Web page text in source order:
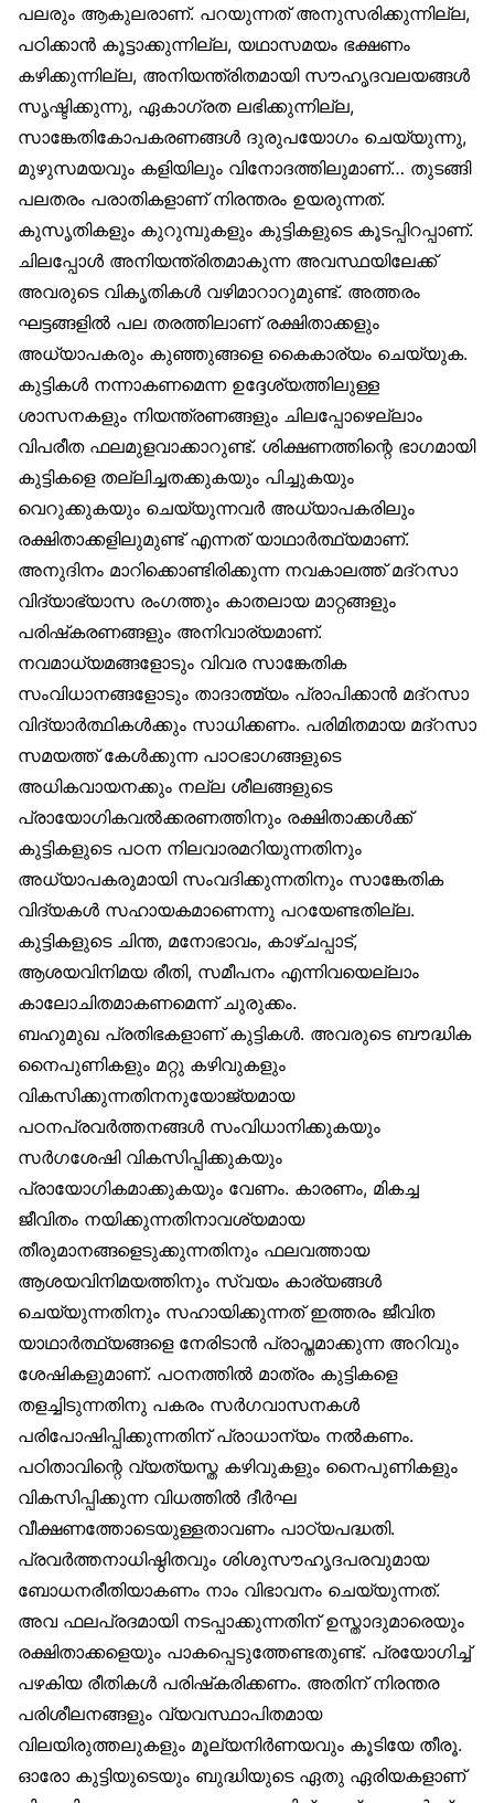
പലരും ആകുലരാണ്. പറയുന്നത് അനുസരിക്കുന്നില്ല,
പഠിക്കാൻ കൂട്ടാക്കുന്നില്ല, യഥാസമയം ഭക്ഷണം
കഴിക്കുന്നില്ല, അനിയന്ത്രിതമായി സൗഹൃദവലയങ്ങൾ
സൃഷ്ടിക്കുന്നു, ഏകാഗ്രത ലഭിക്കുന്നില്ല,
സാങ്കേതികോപകരണങ്ങൾ ദുരുപയോഗം ചെയ്യുന്നു,
മുഴുസമയവും കളിയിലും വിനോദത്തിലുമാണ്… തുടങ്ങി
പലതരം പരാതികളാണ് നിരന്തരം ഉയരുന്നത്.
കുസൃതികളും കുറുമ്പുകളും കുട്ടികളുടെ കൂടപ്പിറപ്പാണ്.
ചിലപ്പോൾ അനിയന്ത്രിതമാകുന്ന അവസ്ഥയിലേക്ക്
അവരുടെ വികൃതികൾ വഴിമാറാറുമുണ്ട്. അത്തരം
ഘട്ടങ്ങളിൽ പല തരത്തിലാണ് രക്ഷിതാക്കളും
അധ്യാപകരും കുഞ്ഞുങ്ങളെ കൈകാര്യം ചെയ്യുക.
കുട്ടികൾ നന്നാകണമെന്ന ഉദ്ദേശ്യത്തിലുള്ള
ശാസനകളും നിയന്ത്രണങ്ങളും ചിലപ്പോഴെല്ലാം
വിപരീത ഫലമുളവാക്കാറുണ്ട്. ശിക്ഷണത്തിന്റെ ഭാഗമായി
കുട്ടികളെ തല്ലിച്ചതക്കുകയും പിച്ചുകയും
വെറുക്കുകയും ചെയ്യുന്നവർ അധ്യാപകരിലും
രക്ഷിതാക്കളിലുമുണ്ട് എന്നത് യാഥാർത്ഥ്യമാണ്.
അനുദിനം മാറിക്കൊണ്ടിരിക്കുന്ന നവകാലത്ത് മദ്‌റസാ
വിദ്യാഭ്യാസ രംഗത്തും കാതലായ മാറ്റങ്ങളും
പരിഷ്‌കരണങ്ങളും അനിവാര്യമാണ്.
നവമാധ്യമങ്ങളോടും വിവര സാങ്കേതിക
സംവിധാനങ്ങളോടും താദാത്മ്യം പ്രാപിക്കാൻ മദ്‌റസാ
വിദ്യാർത്ഥികൾക്കും സാധിക്കണം. പരിമിതമായ മദ്‌റസാ
സമയത്ത് കേൾക്കുന്ന പാഠഭാഗങ്ങളുടെ
അധികവായനക്കും നല്ല ശീലങ്ങളുടെ
പ്രായോഗികവൽക്കരണത്തിനും രക്ഷിതാക്കൾക്ക്
കുട്ടികളുടെ പഠന നിലവാരമറിയുന്നതിനും
അധ്യാപകരുമായി സംവദിക്കുന്നതിനും സാങ്കേതിക
വിദ്യകൾ സഹായകമാണെന്നു പറയേണ്ടതില്ല.
കുട്ടികളുടെ ചിന്ത, മനോഭാവം, കാഴ്ചപ്പാട്,
ആശയവിനിമയ രീതി, സമീപനം എന്നിവയെല്ലാം
കാലോചിതമാകണമെന്ന് ചുരുക്കം.
ബഹുമുഖ പ്രതിഭകളാണ് കുട്ടികൾ. അവരുടെ ബൗദ്ധിക
നൈപുണികളും മറ്റു കഴിവുകളും
വികസിക്കുന്നതിനനുയോജ്യമായ
പഠനപ്രവർത്തനങ്ങൾ സംവിധാനിക്കുകയും
സർഗശേഷി വികസിപ്പിക്കുകയും
പ്രായോഗികമാക്കുകയും വേണം. കാരണം, മികച്ച
ജീവിതം നയിക്കുന്നതിനാവശ്യമായ
തീരുമാനങ്ങളെടുക്കുന്നതിനും ഫലവത്തായ
ആശയവിനിമയത്തിനും സ്വയം കാര്യങ്ങൾ
ചെയ്യുന്നതിനും സഹായിക്കുന്നത് ഇത്തരം ജീവിത
യാഥാർത്ഥ്യങ്ങളെ നേരിടാൻ പ്രാപ്തമാക്കുന്ന അറിവും
ശേഷികളുമാണ്. പഠനത്തിൽ മാത്രം കുട്ടികളെ
തളച്ചിടുന്നതിനു പകരം സർഗവാസനകൾ
പരിപോഷിപ്പിക്കുന്നതിന് പ്രാധാന്യം നൽകണം.
പഠിതാവിന്റെ വ്യത്യസ്ത കഴിവുകളും നൈപുണികളും
വികസിപ്പിക്കുന്ന വിധത്തിൽ ദീർഘ
വീക്ഷണത്തോടെയുള്ളതാവണം പാഠ്യപദ്ധതി.
പ്രവർത്തനാധിഷ്ഠിതവും ശിശുസൗഹൃദപരവുമായ
ബോധനരീതിയാകണം നാം വിഭാവനം ചെയ്യുന്നത്.
അവ ഫലപ്രദമായി നടപ്പാക്കുന്നതിന് ഉസ്താദുമാരെയും
രക്ഷിതാക്കളെയും പാകപ്പെടുത്തേണ്ടതുണ്ട്. പ്രയോഗിച്ച്
പഴകിയ രീതികൾ പരിഷ്‌കരിക്കണം. അതിന് നിരന്തര
പരിശീലനങ്ങളും വ്യവസ്ഥാപിതമായ
വിലയിരുത്തലുകളും മൂല്യനിർണയവും കൂടിയേ തീരൂ.
ഓരോ കുട്ടിയുടെയും ബുദ്ധിയുടെ ഏതു ഏരിയകളാണ്